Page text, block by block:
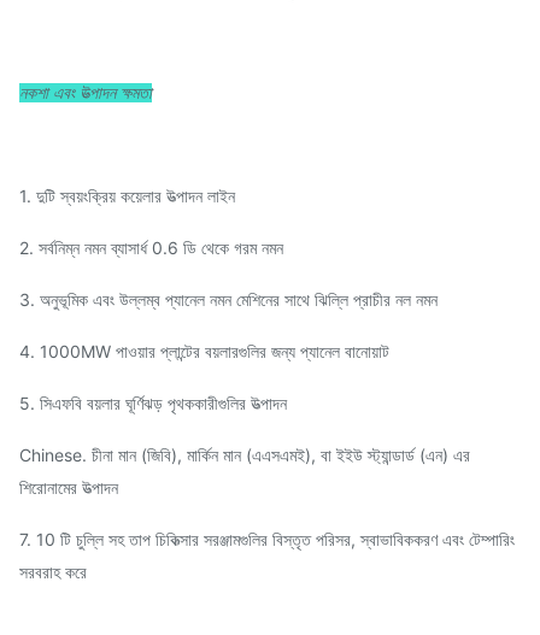
নকশা এবং উত্পাদন ক্ষমতা
1. দুটি স্বয়ংক্রিয় কয়েলার উত্পাদন লাইন
2. সর্বনিম্ন নমন ব্যাসার্ধ 0.6 ডি থেকে গরম নমন
3. অনুভূমিক এবং উল্লম্ব প্যানেল নমন মেশিনের সাথে ঝিল্লি প্রাচীর নল নমন
4. 1000MW পাওয়ার প্লান্টের বয়লারগুলির জন্য প্যানেল বানোয়াট
5. সিএফবি বয়লার ঘূর্ণিঝড় পৃথককারীগুলির উত্পাদন
Chinese. চীনা মান (জিবি), মার্কিন মান (এএসএমই), বা ইইউ স্ট্যান্ডার্ড (এন) এর
শিরোনামের উত্পাদন
7. 10 টি চুল্লি সহ তাপ চিকিত্সার সরঞ্জামগুলির বিস্তৃত পরিসর, স্বাভাবিককরণ এবং টেম্পারিং
সরবরাহ করে